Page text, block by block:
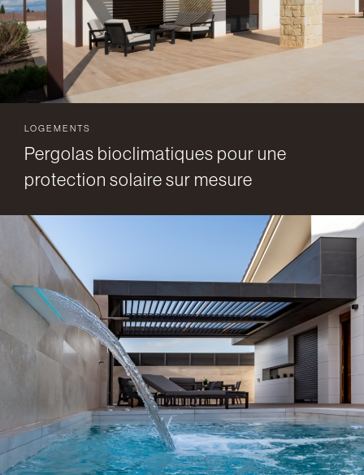
LOGEMENTS
Pergolas bioclimatiques pour une
protection solaire sur mesure